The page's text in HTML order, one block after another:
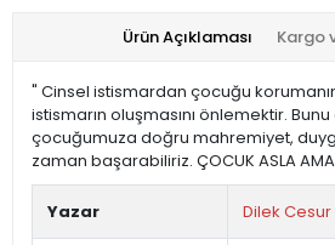
Ürün Açıklaması Kargo
" Cinsel istismardan çocuğu
istismarın oluşmasını önlemektir.
çocuğumuza doğru mahremiyet,
zaman başarabiliriz. ÇOCUK ASLA AMA
Yazar Dilek Cesur